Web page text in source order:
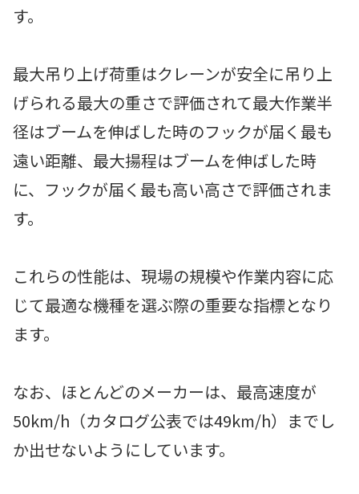
す。
最大吊り上げ荷重はクレーンが安全に吊り上
げられる最大の重さで評価されて最大作業半
径はブームを伸ばした時のフックが届く最も
遠い距離、最大揚程はブームを伸ばした時
に、フックが届く最も高い高さで評価されま
す。
これらの性能は、現場の規模や作業内容に応
じて最適な機種を選ぶ際の重要な指標となり
ます。
なお、ほとんどのメーカーは、最高速度が
50km/h（カタログ公表では49km/h）までし
か出せないようにしています。